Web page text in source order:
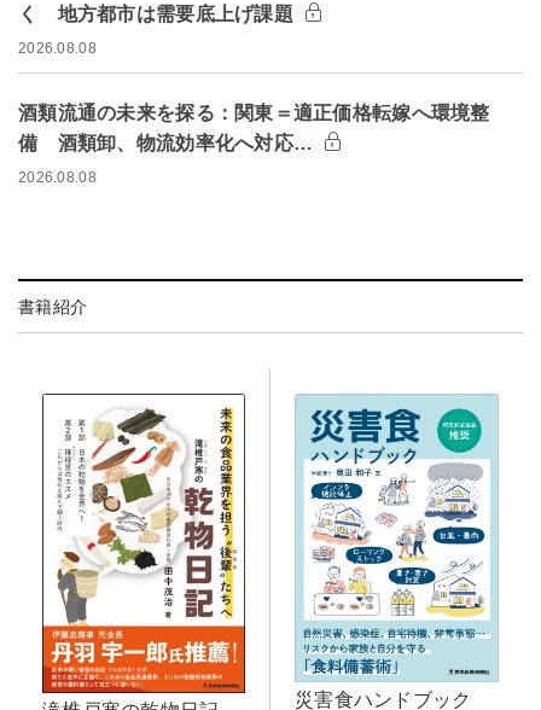
く 地方都市は需要底上げ課題
2026.08.08
酒類流通の未来を探る：関東＝適正価格転嫁へ環境整
備 酒類卸、物流効率化へ対応…
2026.08.08
書籍紹介
災害食ハンドブック